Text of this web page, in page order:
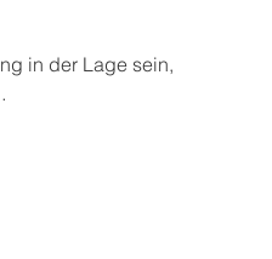
in der Lage sein,